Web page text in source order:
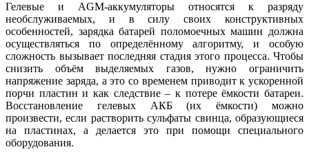
Гелевые и AGM-аккумуляторы относятся к разряду
необслуживаемых, и в силу своих конструктивных
особенностей, зарядка батарей поломоечных машин должна
осуществляться по определённому алгоритму, и особую
сложность вызывает последняя стадия этого процесса. Чтобы
снизить объём выделяемых газов, нужно ограничить
напряжение заряда, а это со временем приводит к ускоренной
порчи пластин и как следствие – к потере ёмкости батареи.
Восстановление гелевых АКБ (их ёмкости) можно
произвести, если растворить сульфаты свинца, образующиеся
на пластинах, а делается это при помощи специального
оборудования.